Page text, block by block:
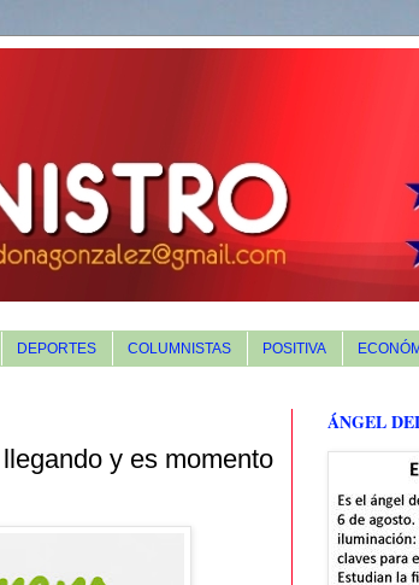
DEPORTES COLUMNISTAS POSITIVA
y es momento
ÁNGEL